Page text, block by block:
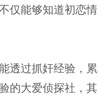
能够知道初恋
过抓奸经验，
大爱侦探社，